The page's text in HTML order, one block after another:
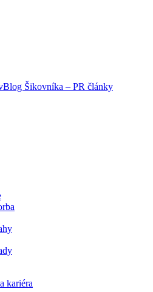
Blog Šikovníka – PR články
kariéra